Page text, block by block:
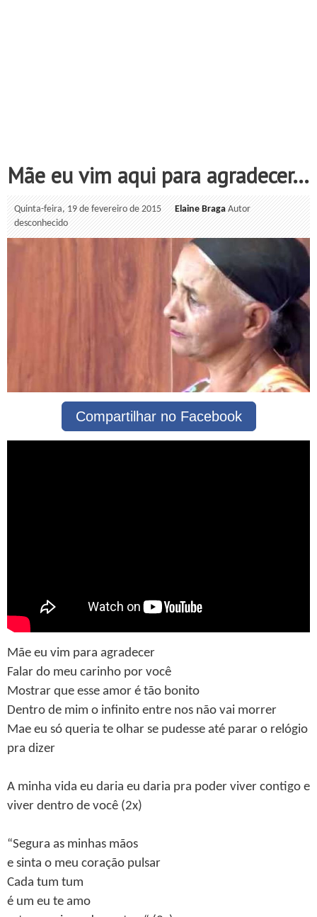
Mãe eu vim aqui para agradecer...
Quinta-feira, 19 de fevereiro de 2015 Elaine Braga Autor
desconhecido
Compartilhar no Facebook
Mãe eu vim para agradecer
Falar do meu carinho por você
Mostrar que esse amor é tão bonito
Dentro de mim o infinito entre nos não vai morrer
Mae eu só queria te olhar se pudesse até parar o relógio
pra dizer
A minha vida eu daria eu daria pra poder viver contigo e
viver dentro de você (2x)
“Segura as minhas mãos
e sinta o meu coração pulsar
Cada tum tum
é um eu te amo